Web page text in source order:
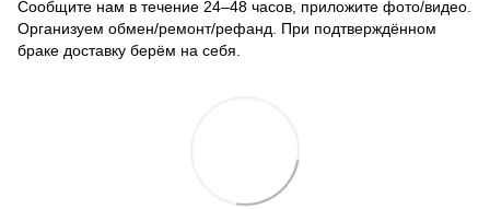
Сообщите нам в течение 24–48 часов, приложите фото/видео.
Организуем обмен/ремонт/рефанд. При подтверждённом
браке доставку берём на себя.